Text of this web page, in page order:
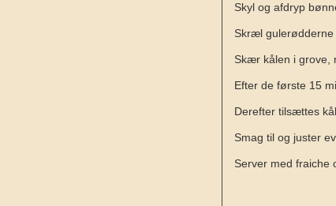
Skyl og afdryp
Skræl
Skær kålen i grove,
Efter de første 15
Derefter tilsættes
Smag til og juster
Server med fraiche